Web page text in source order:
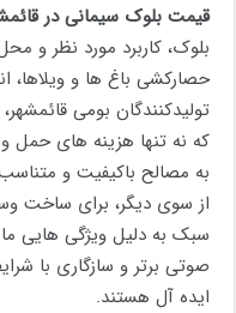
قیمت بلوک سیمانی در
بلوک، کاربرد مورد نظر و
حصارکشی باغ ها و ویلاها،
تولیدکنندگان بومی
که نه تنها هزینه های
به مصالح باکیفیت و
از سوی دیگر، برای ساخت
سبک به دلیل ویژگی هایی
صوتی برتر و سازگاری با
ایده آل هستند.